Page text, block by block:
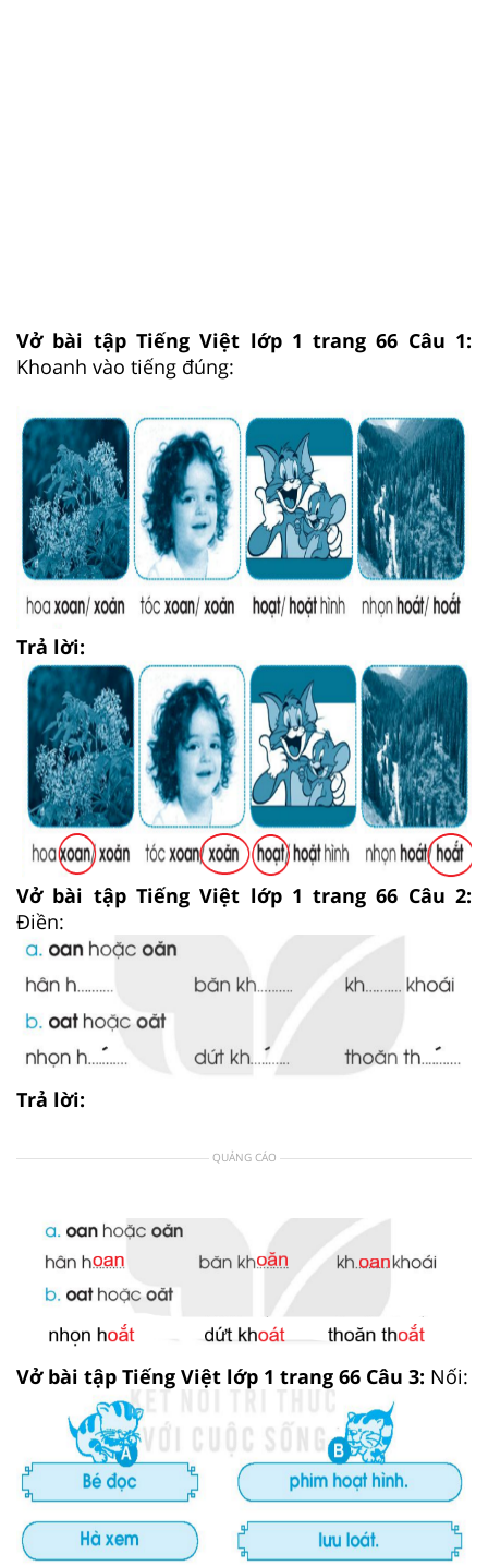
Vở bài tập Tiếng Việt lớp 1 trang 66 Câu 1:
Khoanh vào tiếng đúng:
Trả lời:
Vở bài tập Tiếng Việt lớp 1 trang 66 Câu 2:
Điền:
Trả lời:
QUẢNG CÁO
Vở bài tập Tiếng Việt lớp 1 trang 66 Câu 3: Nối: